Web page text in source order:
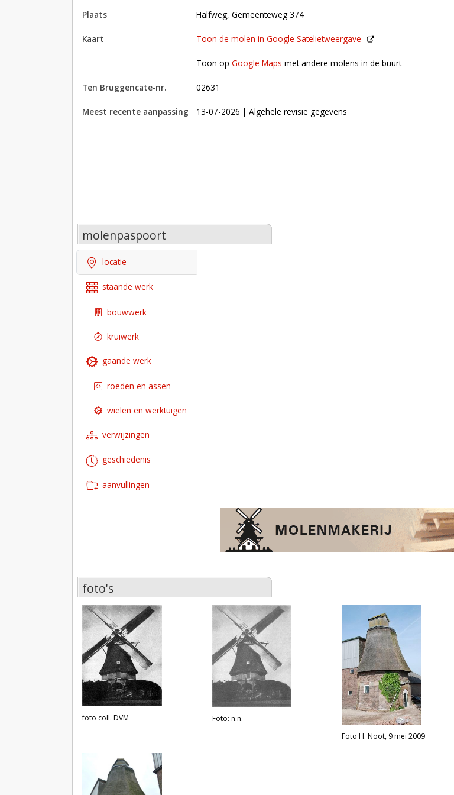
plaats Halfweg, Gemeenteweg 374
kaart Toon de molen in Google Satelietweergave
Toon op Google Maps met andere molens in de buurt
Toon op Google Maps met andere molens in de buurt
Ten Bruggencate-nr. 02631
Meest recente aanpassing 13-07-2026 | Algehele revisie gegevens
molenpaspoort
locatie
staande werk
bouwwerk
kruiwerk
gaande werk
roeden en assen
wielen en werktuigen
verwijzingen
geschiedenis
aanvullingen
foto's
foto's
foto coll. DVM
Foto: n.n.
Foto H. Noot, 9 mei 2009